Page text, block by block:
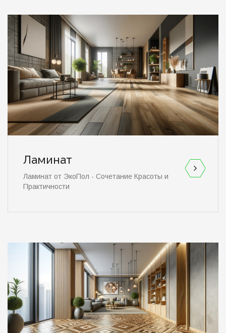
Ламинат
Ламинат от ЭкоПол - Сочетание Красоты и
Практичности